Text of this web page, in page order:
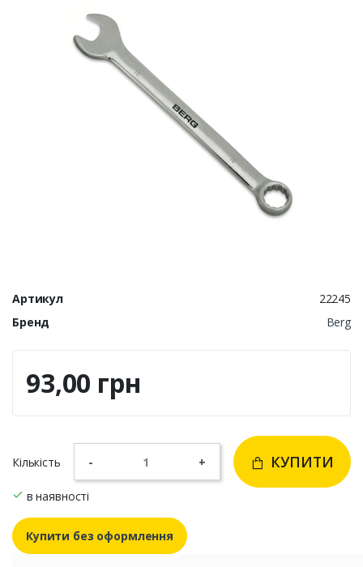
Артикул
22245
Бренд
Berg
93,00 грн
Кількість - + КУПИТИ
в наявності
Купити без оформлення